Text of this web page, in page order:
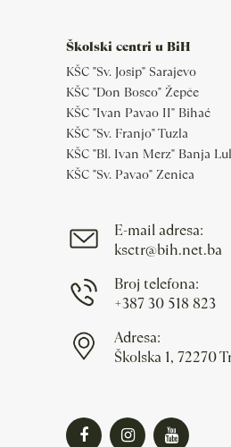
Školski centri u BiH
KŠC "Sv. Josip" Sarajevo
KŠC "Don Bosco" Žepče
KŠC "Ivan Pavao II" Bihać
KŠC "Sv. Franjo" Tuzla
KŠC "Bl. Ivan Merz" Banja
KŠC "Sv. Pavao" Zenica
E-mail adresa:
ksctr@bih.net.ba
Broj telefona:
+387 30 518 823
Adresa:
Školska 1, 72270